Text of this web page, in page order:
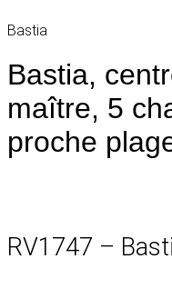
Bastia
Bastia,
maître, 5
proche
RV1747 –